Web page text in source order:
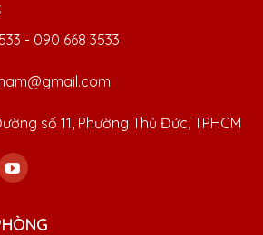
- 090 668 3533
số 11, Phường Thủ Đức, TPHCM